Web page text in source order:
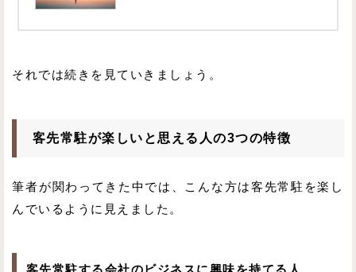
それでは続きを見ていきましょう。
客先常駐が楽しいと思える人の3つの特徴
筆者が関わってきた中では、こんな方は客先常駐を楽し
んでいるように見えました。